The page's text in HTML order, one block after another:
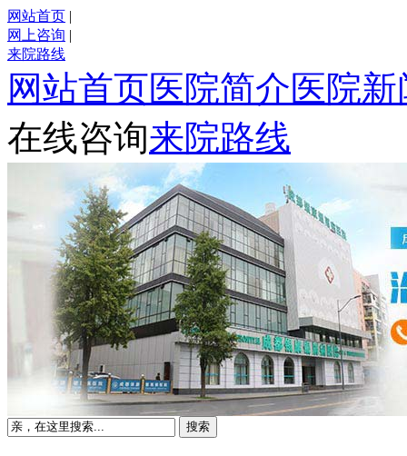
网站首页 |
网上咨询 |
来院路线
网站首页医院简介医院新
在线咨询来院路线